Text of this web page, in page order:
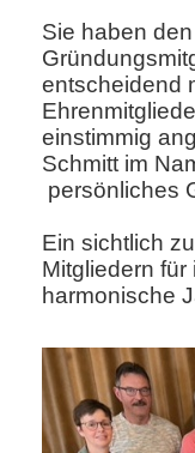
Sie haben
entscheidend
einstimmig
Schmitt im
persönliches
Ein sichtlich
Mitgliedern
harmonische